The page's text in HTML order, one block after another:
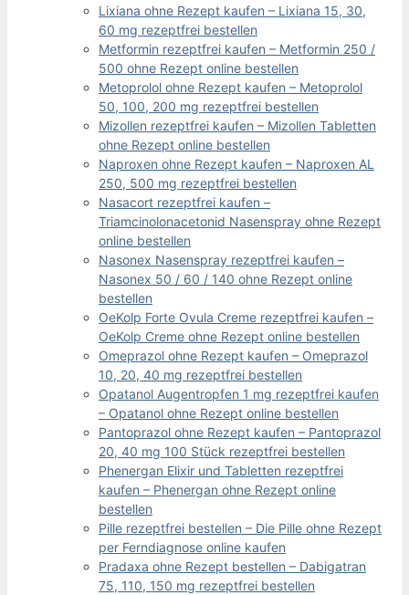
Lixiana ohne Rezept kaufen – Lixiana 15, 30,
60 mg rezeptfrei bestellen
Metformin rezeptfrei kaufen – Metformin 250 /
500 ohne Rezept online bestellen
Metoprolol ohne Rezept kaufen – Metoprolol
50, 100, 200 mg rezeptfrei bestellen
Mizollen rezeptfrei kaufen – Mizollen Tabletten
ohne Rezept online bestellen
Naproxen ohne Rezept kaufen – Naproxen AL
250, 500 mg rezeptfrei bestellen
Nasacort rezeptfrei kaufen –
Triamcinolonacetonid Nasenspray ohne Rezept
online bestellen
Nasonex Nasenspray rezeptfrei kaufen –
Nasonex 50 / 60 / 140 ohne Rezept online
bestellen
OeKolp Forte Ovula Creme rezeptfrei kaufen –
OeKolp Creme ohne Rezept online bestellen
Omeprazol ohne Rezept kaufen – Omeprazol
10, 20, 40 mg rezeptfrei bestellen
Opatanol Augentropfen 1 mg rezeptfrei kaufen
– Opatanol ohne Rezept online bestellen
Pantoprazol ohne Rezept kaufen – Pantoprazol
20, 40 mg 100 Stück rezeptfrei bestellen
Phenergan Elixir und Tabletten rezeptfrei
kaufen – Phenergan ohne Rezept online
bestellen
Pille rezeptfrei bestellen – Die Pille ohne Rezept
per Ferndiagnose online kaufen
Pradaxa ohne Rezept bestellen – Dabigatran
75, 110, 150 mg rezeptfrei bestellen